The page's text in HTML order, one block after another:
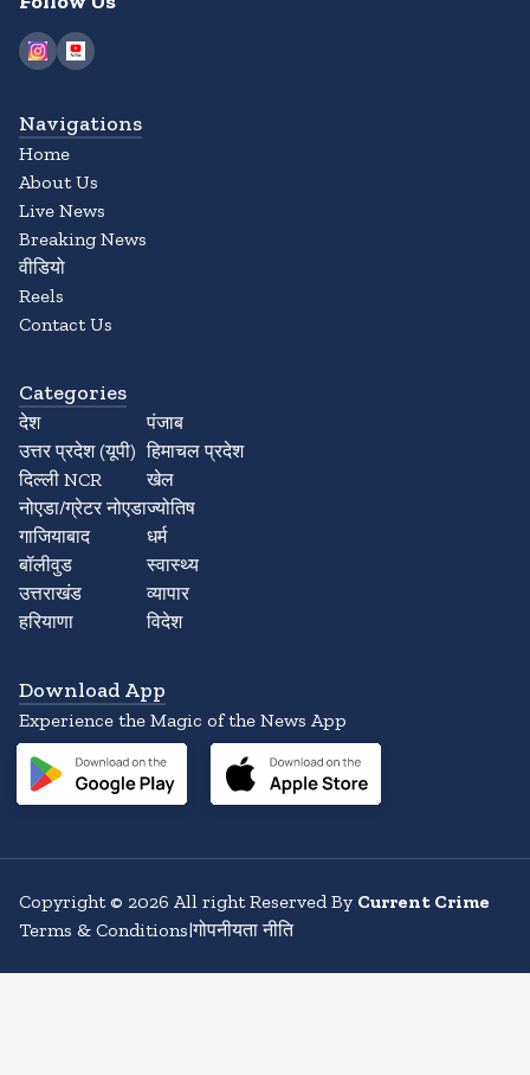
Navigations
Home
About Us
Live News
Breaking News
वीडियो
Reels
Contact Us
Categories
देश
उत्तर प्रदेश (यूपी)
दिल्ली NCR
नोएडा/ग्रेटर नोएडा
गाजियाबाद
बॉलीवुड
उत्तराखंड
हरियाणा
पंजाब
हिमाचल प्रदेश
खेल
ज्योतिष
धर्म
स्वास्थ्य
व्यापार
विदेश
Download App
Experience the Magic of the News App
Copyright© 2026 All right Reserved By Current Crime
Terms & Conditions|गोपनीयता नीति